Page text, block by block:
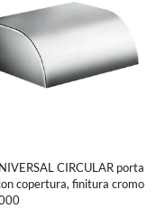
CIRCULAR porta
copertura, finitura cromo